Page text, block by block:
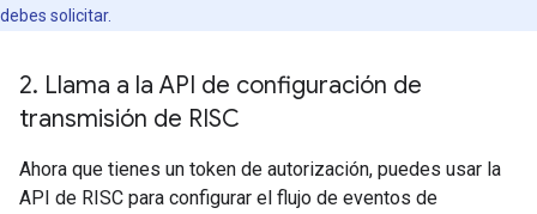
debes solicitar.
2. Llama a la API de configuración de
transmisión de RISC
Ahora que tienes un token de autorización, puedes usar la
API de RISC para configurar el flujo de eventos de